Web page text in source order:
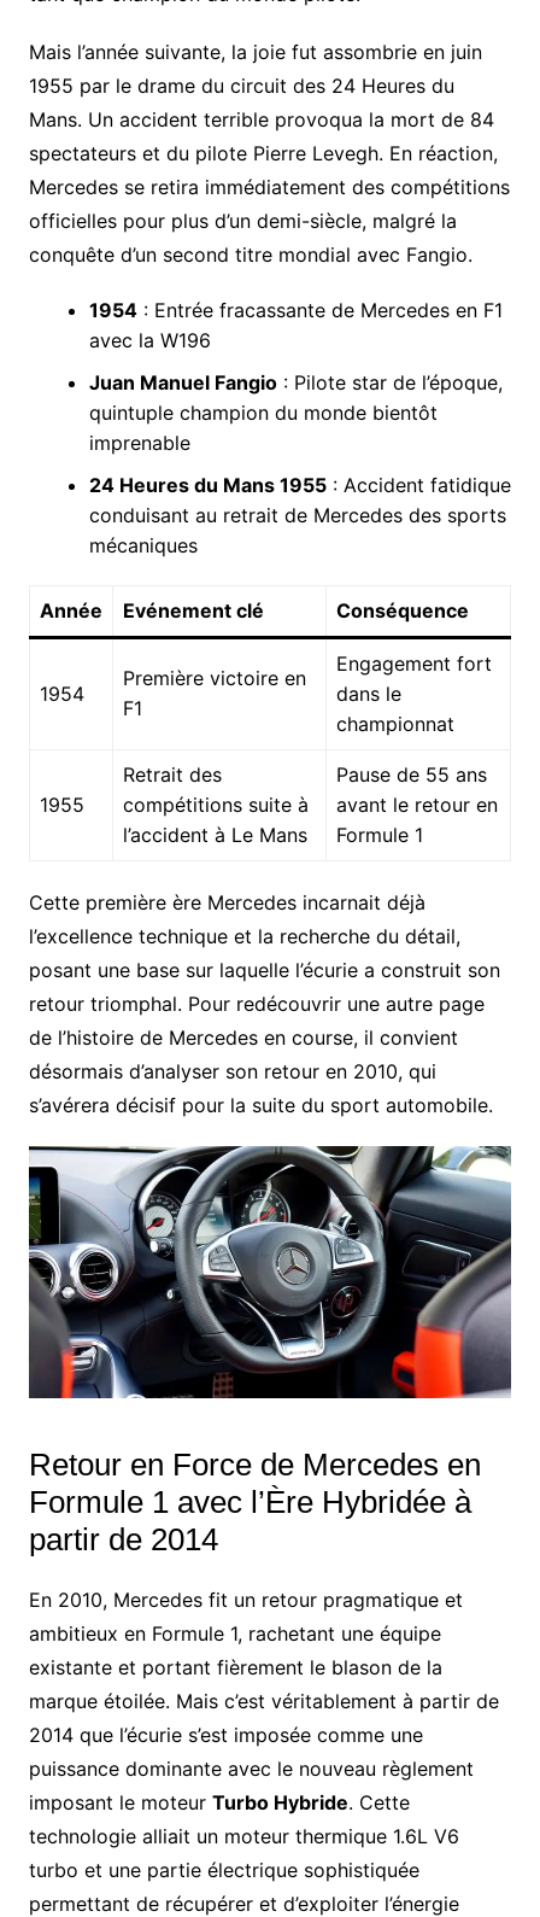
Mais l’année suivante, la joie fut assombrie en juin
1955 par le drame du circuit des 24 Heures du
Mans. Un accident terrible provoqua la mort de 84
spectateurs et du pilote Pierre Levegh. En réaction,
Mercedes se retira immédiatement des compétitions
officielles pour plus d’un demi-siècle, malgré la
conquête d’un second titre mondial avec Fangio.
1954: Entrée fracassante de Mercedes en F1
avec la W196
Juan Manuel Fangio: Pilote star de l’époque,
quintuple champion du monde bientôt
imprenable
24 Heures du Mans 1955: Accident fatidique
conduisant au retrait de Mercedes des sports
mécaniques
Année Evénement clé Conséquence
1954
Première victoire en
F1
Engagement fort
dans le
championnat
1955
Retrait des
compétitions suite à
l’accident à Le Mans
Pause de 55 ans
avant le retour en
Formule 1
Cette première ère Mercedes incarnait déjà
l’excellence technique et la recherche du détail,
posant une base sur laquelle l’écurie a construit son
retour triomphal. Pour redécouvrir une autre page
de l’histoire de Mercedes en course, il convient
désormais d’analyser son retour en 2010, qui
s’avérera décisif pour la suite du sport automobile.
Retour en Force de Mercedes en
Formule 1 avec l’Ère Hybridée à
partir de 2014
En 2010, Mercedes fit un retour pragmatique et
ambitieux en Formule 1, rachetant une équipe
existante et portant fièrement le blason de la
marque étoilée. Mais c’est véritablement à partir de
2014 que l’écurie s’est imposée comme une
puissance dominante avec le nouveau règlement
imposant le moteur Turbo Hybride. Cette
technologie alliait un moteur thermique 1.6L V6
turbo et une partie électrique sophistiquée
permettant de récupérer et d’exploiter l’énergie